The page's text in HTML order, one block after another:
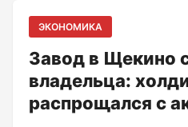
ЭКОНОМИКА
Завод в Щекино
владельца:
распрощался с